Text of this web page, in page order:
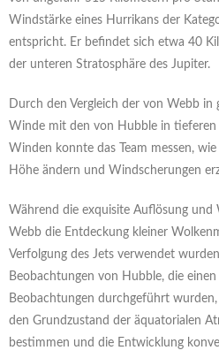
Windstärke eines Hurrikans der
entspricht. Er befindet sich etwa 40
der unteren Stratosphäre des Jupiter.
Durch den Vergleich der von Webb
Winde mit den von Hubble in
Winden konnte das Team messen,
Höhe ändern und Windscherungen
Während die exquisite Auflösung und
Webb die Entdeckung kleiner
Verfolgung des Jets verwendet
Beobachtungen von Hubble, die
Beobachtungen durchgeführt
den Grundzustand der äquatorialen
bestimmen und die Entwicklung